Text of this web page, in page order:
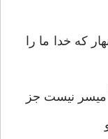
که خدا ما را
ميسر نيست جز